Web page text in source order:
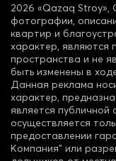
2026 «Qazaq Stroy»,
фотографии,
квартир и
характер, являются
пространства и не
быть изменены в
Данная реклама
характер,
является
осуществляется
предоставлении
Компания" или